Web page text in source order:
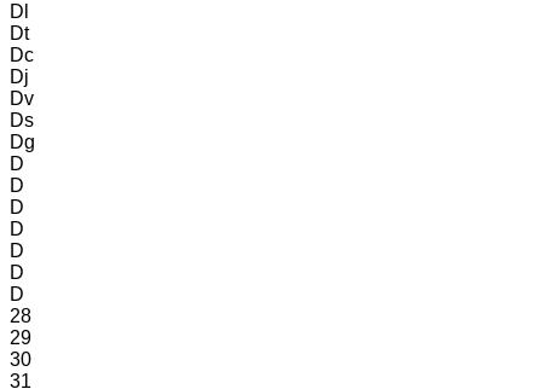
Dl
Dt
Dc
Dj
Dv
Ds
Dg
D
D
D
D
D
D
D
28
29
30
31